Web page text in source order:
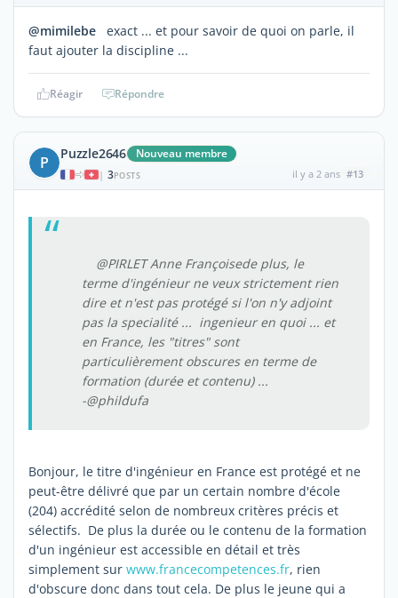
@mimilebe exact ... et pour savoir de quoi on parle, il
faut ajouter la discipline ...
Réagir Répondre
P Puzzle2646 Nouveau membre
| 3POSTS il y a 2 ans #13
@PIRLET Anne Françoisede plus, le
terme d'ingénieur ne veux strictement rien
dire et n'est pas protégé si l'on n'y adjoint
pas la specialité ... ingenieur en quoi ... et
en France, les "titres" sont
particulièrement obscures en terme de
formation (durée et contenu) ...
-@phildufa
Bonjour, le titre d'ingénieur en France est protégé et ne
peut-être délivré que par un certain nombre d'école
(204) accrédité selon de nombreux critères précis et
sélectifs. De plus la durée ou le contenu de la formation
d'un ingénieur est accessible en détail et très
simplement sur www.francecompetences.fr, rien
d'obscure donc dans tout cela. De plus le jeune qui a